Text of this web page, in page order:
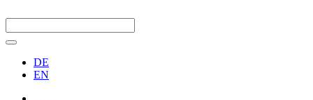
DE
EN